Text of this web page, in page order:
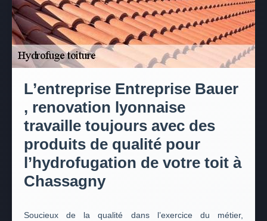
L’entreprise Entreprise Bauer
, renovation lyonnaise
travaille toujours avec des
produits de qualité pour
l’hydrofugation de votre toit à
Chassagny
Soucieux de la qualité dans l’exercice du métier,